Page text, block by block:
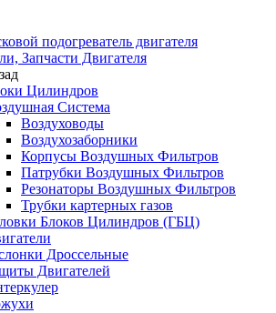
подогреватель двигателя
Запчасти Двигателя
Цилиндров
Система
Воздуховоды
Воздухозаборники
Корпусы Воздушных Фильтров
Патрубки Воздушных Фильтров
Резонаторы Воздушных Фильтров
Трубки картерных газов
Блоков Цилиндров (ГБЦ)
Дроссельные
Двигателей